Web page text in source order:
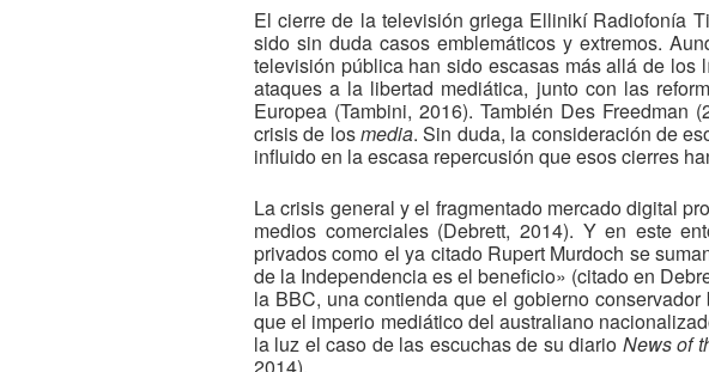
El cierre de la televisión griega Ellinikí Radiofonía
sido sin duda casos emblemáticos y extremos.
televisión pública han sido escasas más allá de los
ataques a la libertad mediática, junto con las
Europea (Tambini, 2016). También Des
crisis de losmedia. Sin duda, la consideración de
influido en la escasa repercusión que esos cierres
La crisis general y el fragmentado mercado digital
medios comerciales (Debrett, 2014). Y en este
privados como el ya citado Rupert Murdoch se
de la Independencia es el beneficio» (citado en
la BBC, una contienda que el gobierno
que el imperio mediático del australiano
la luz el caso de las escuchas de su diario News of